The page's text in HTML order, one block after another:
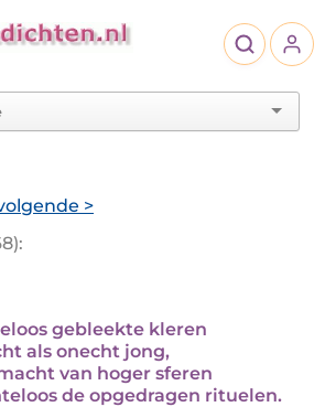
>
gebleekte kleren
als onecht jong,
van hoger sferen
de opgedragen rituelen.